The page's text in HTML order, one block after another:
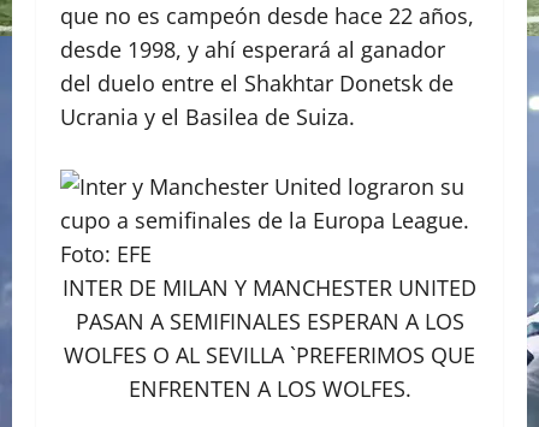
que no es campeón desde hace 22 años,
desde 1998, y ahí esperará al ganador
del duelo entre el Shakhtar Donetsk de
Ucrania y el Basilea de Suiza.
INTER DE MILAN Y MANCHESTER UNITED
PASAN A SEMIFINALES ESPERAN A LOS
WOLFES O AL SEVILLA `PREFERIMOS QUE
ENFRENTEN A LOS WOLFES.